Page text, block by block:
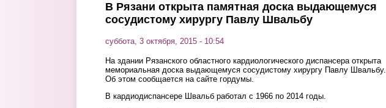
В Рязани открыта памятная доска выдающемуся
сосудистому хирургу Павлу Швальбу
суббота, 3 октября, 2015 - 10:54
На здании Рязанского областного кардиологического диспансера открыта
мемориальная доска выдающемуся сосудистому хирургу Павлу Швальбу.
Об этом сообщается на сайте гордумы.
В кардиодиспансере Швальб работал с 1966 по 2014 годы.